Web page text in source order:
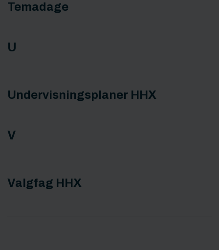
Temadage
U
Undervisningsplaner HHX
V
Valgfag HHX